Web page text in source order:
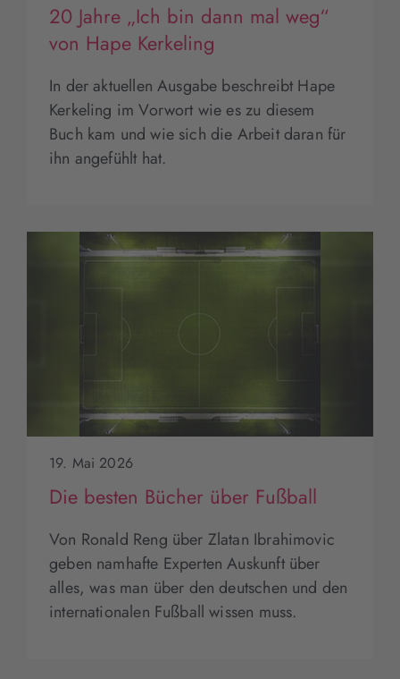
20 Jahre „Ich bin dann mal weg“
von Hape Kerkeling
In der aktuellen Ausgabe beschreibt Hape
Kerkeling im Vorwort wie es zu diesem
Buch kam und wie sich die Arbeit daran für
ihn angefühlt hat.
19. Mai 2026
Die besten Bücher über Fußball
Von Ronald Reng über Zlatan Ibrahimovic
geben namhafte Experten Auskunft über
alles, was man über den deutschen und den
internationalen Fußball wissen muss.